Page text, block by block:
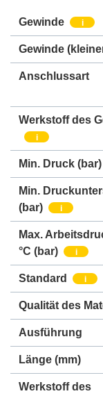
Gewinde i
Gewinde
Anschlussart
Werkstoff des
i
Min. Druck (bar)
Min.
(bar)
i
Max.
°C (bar)
i
Standard i
Qualität des
Ausführung
Länge (mm)
Werkstoff des